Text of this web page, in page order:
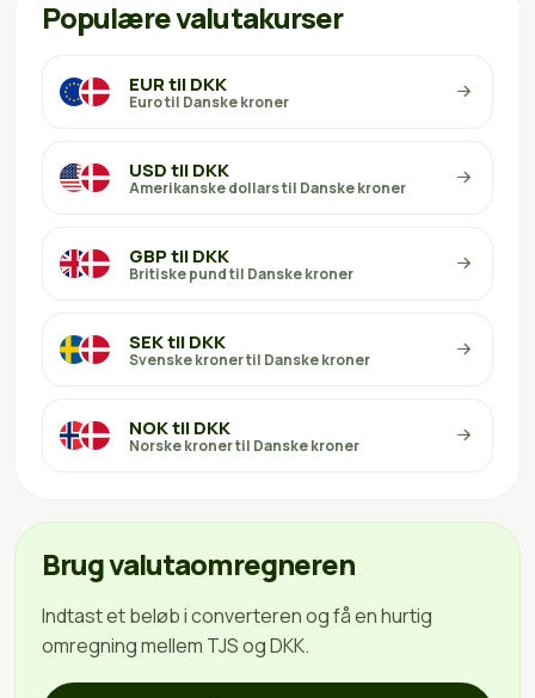
Populære valutakurser
EUR til DKK
Euro til Danske kroner
USD til DKK
Amerikanske dollars til Danske kroner
GBP til DKK
Britiske pund til Danske kroner
SEK til DKK
Svenske kroner til Danske kroner
NOK til DKK
Norske kroner til Danske kroner
Brug valutaomregneren
Indtast et beløb i converteren og få en hurtig
omregning mellem TJS og DKK.